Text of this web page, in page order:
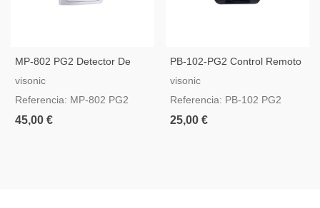
MP-802 PG2 Detector De
Movimiento PIR Inalámbrico
visonic
Referencia: MP-802 PG2
45,00 €
PB-102-PG2 Control Remoto
PowerG
visonic
Referencia: PB-102 PG2
25,00 €